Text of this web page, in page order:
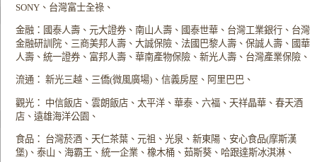
SONY、台灣富士全祿、
金融：國泰人壽、元大證券、南山人壽、國泰世華、台灣工業銀行、台灣
金融研訓院、三商美邦人壽、大誠保險、法國巴黎人壽、保誠人壽、國華
人壽、統一證券、富邦人壽、華南產物保險、新光人壽、台灣產業保險、
流通： 新光三越、三僑(微風廣場)、信義房屋、阿里巴巴、
觀光： 中信飯店、雲朗飯店、太平洋、華泰、六福、天祥晶華、春天酒
店、遠雄海洋公園、
食品： 台灣菸酒、天仁茶葉、元祖、光泉、新東陽、安心食品(摩斯漢
堡)、泰山、海霸王、統一企業、橡木桶、茹斯葵、哈跟達斯冰淇淋、